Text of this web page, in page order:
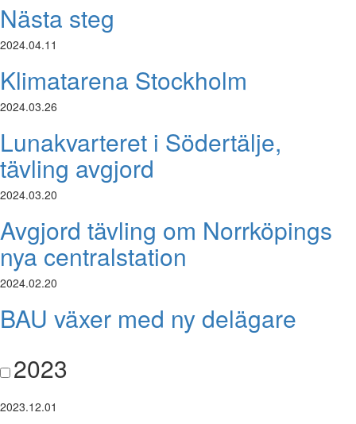
Nästa steg
2024.04.11
Klimatarena Stockholm
2024.03.26
Lunakvarteret i Södertälje,
tävling avgjord
2024.03.20
Avgjord tävling om Norrköpings
nya centralstation
2024.02.20
BAU växer med ny delägare
2023
2023.12.01